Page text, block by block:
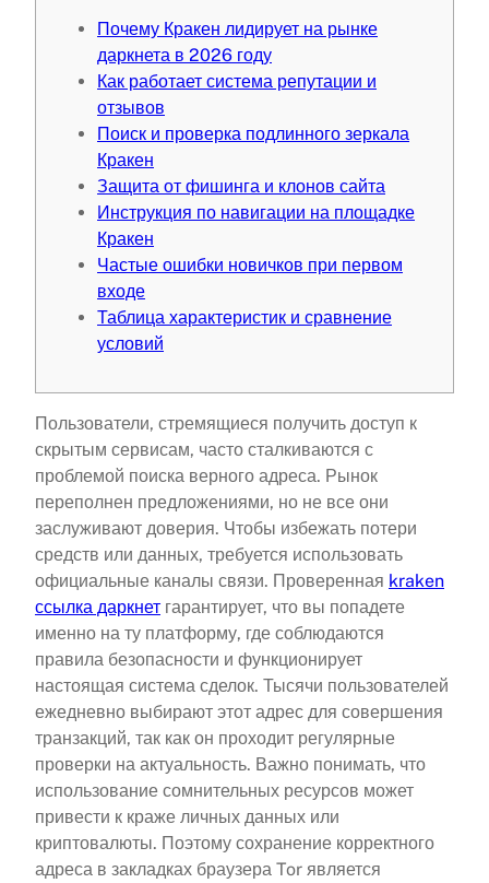
Почему Кракен лидирует на рынке
даркнета в 2026 году
Как работает система репутации и
отзывов
Поиск и проверка подлинного зеркала
Кракен
Защита от фишинга и клонов сайта
Инструкция по навигации на площадке
Кракен
Частые ошибки новичков при первом
входе
Таблица характеристик и сравнение
условий
Пользователи, стремящиеся получить доступ к
скрытым сервисам, часто сталкиваются с
проблемой поиска верного адреса. Рынок
переполнен предложениями, но не все они
заслуживают доверия. Чтобы избежать потери
средств или данных, требуется использовать
официальные каналы связи. Проверенная kraken
ссылка даркнет гарантирует, что вы попадете
именно на ту платформу, где соблюдаются
правила безопасности и функционирует
настоящая система сделок. Тысячи пользователей
ежедневно выбирают этот адрес для совершения
транзакций, так как он проходит регулярные
проверки на актуальность. Важно понимать, что
использование сомнительных ресурсов может
привести к краже личных данных или
криптовалюты. Поэтому сохранение корректного
адреса в закладках браузера Tor является